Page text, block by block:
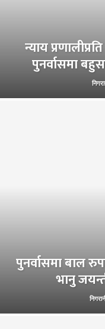
न्याय
पुनर्वासमा
पुनर्वासमा बाल
भानु